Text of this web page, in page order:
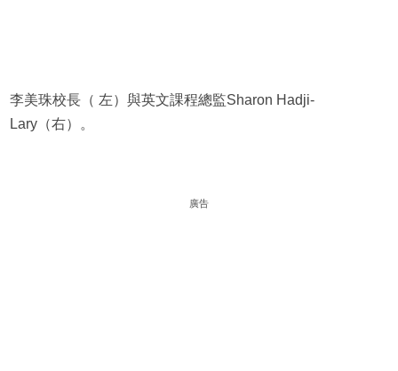
李美珠校長（ 左）與英文課程總監Sharon Hadji-
Lary（右）。
廣告